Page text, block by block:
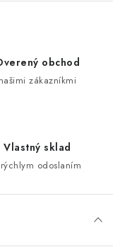
obchod
našimi zákazníkmi
Vlastný sklad
odoslaním